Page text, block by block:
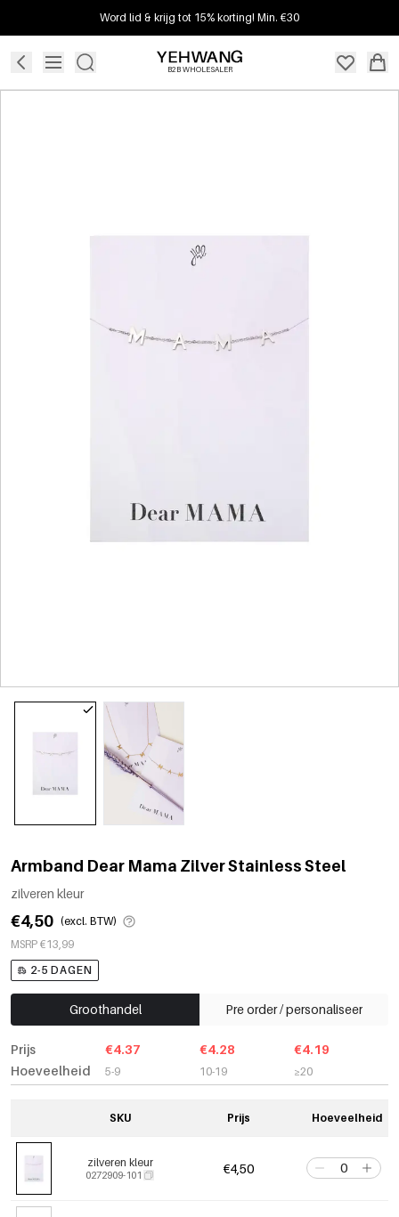
Word lid & krijg tot 15% korting! Min. €30
B2B WHOLESALER
Armband Dear Mama Zilver Stainless Steel
zilveren kleur
€4,50 (excl. BTW)
MSRP €13,99
2-5 DAGEN
Groothandel Pre order / personaliseer
Prijs
Hoeveelheid
€4.37
5-9
€4.28
10-19
€4.19
≥20
SKU Prijs Hoeveelheid
zilveren kleur
0272909-101 €4,50